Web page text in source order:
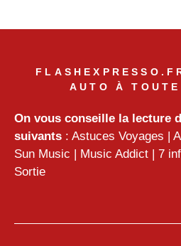
AUTO À
On vous conseille la lecture
suivants : Astuces Voyages |
Sun Music | Music Addict | 7
Sortie